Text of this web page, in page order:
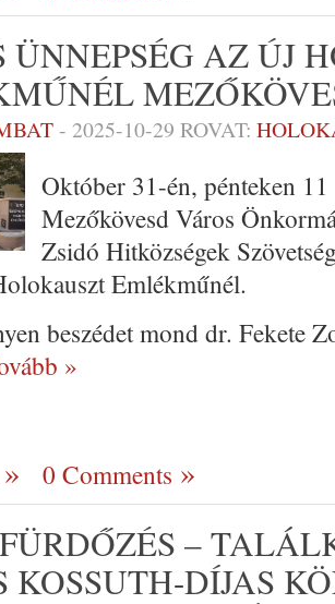
ÜNNEPSÉG AZ ÚJ
- 2025-10-29 ROVAT:
Október 31-én, pénteken
Mezőkövesd Város
Zsidó Hitközségek
Emlékműnél.
beszédet mond dr. Fekete
»
0 Comments
–
KOSSUTH-DÍJAS